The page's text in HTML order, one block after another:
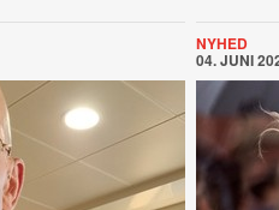
NYHED
04. JUNI